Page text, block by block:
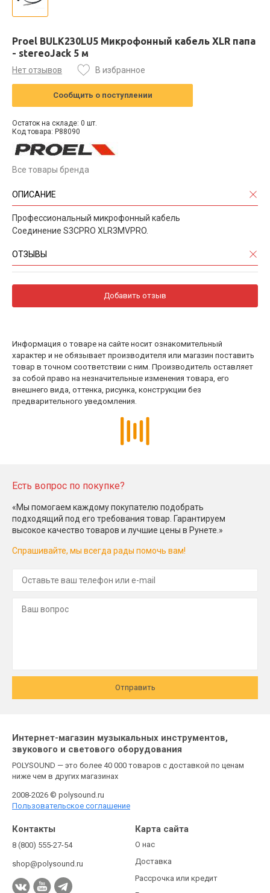
Proel BULK230LU5 Микрофонный кабель XLR папа
- stereoJack 5 м
Нет отзывов В избранное
Сообщить о поступлении
Остаток на складе: 0 шт.
Код товара: P88090
Все товары бренда
ОПИСАНИЕ
Профессиональный микрофонный кабель
Соединение S3CPRO XLR3MVPRO.
ОТЗЫВЫ
Добавить отзыв
Информация о товаре на сайте носит ознакомительный
характер и не обязывает производителя или магазин поставить
товар в точном соответствии с ним. Производитель оставляет
за собой право на незначительные изменения товара, его
внешнего вида, оттенка, рисунка, конструкции без
предварительного уведомления.
Есть вопрос по покупке?
«Мы помогаем каждому покупателю подобрать
подходящий под его требования товар. Гарантируем
высокое качество товаров и лучшие цены в Рунете.»
Спрашивайте, мы всегда рады помочь вам!
Отправить
Интернет-магазин музыкальных инструментов,
звукового и светового оборудования
POLYSOUND — это более 40 000 товаров с доставкой по ценам
ниже чем в других магазинах
2008-2026 © polysound.ru
Пользовательское соглашение
Контакты
8 (800) 555-27-54
shop@polysound.ru
Карта сайта
О нас
Доставка
Рассрочка или кредит